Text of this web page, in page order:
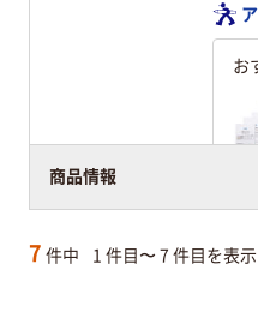
商品情報
お
7 件中 1 件目〜 7 件目を表示